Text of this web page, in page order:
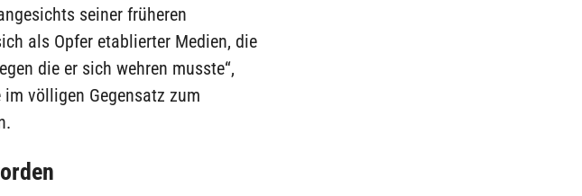
seiner früheren
als Opfer etablierter Medien, die
die er sich wehren musste“,
völligen Gegensatz zum